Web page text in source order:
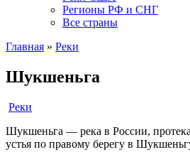
Регионы РФ и СНГ
Все страны
Главная » Реки
Шукшеньга
Реки
Шукшеньга — река в России,
устья по правому берегу в